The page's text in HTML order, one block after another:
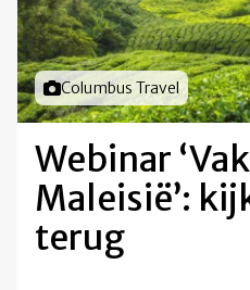
Foto door
Columbus Travel
Webinar
Maleisië’:
terug